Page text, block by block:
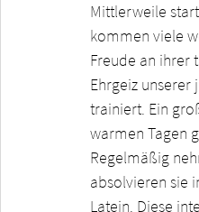
Mittlerweile
kommen viele
Freude an ihrer
Ehrgeiz
trainiert. Ein
warmen Tagen
Regelmäßig
absolvieren sie
Latein. Diese